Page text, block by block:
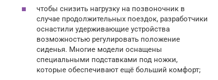
чтобы снизить нагрузку на позвоночник в
случае продолжительных поездок, разработчики
оснастили удерживающие устройства
возможностью регулировать положение
сиденья. Многие модели оснащены
специальными подставками под ножки,
которые обеспечивают ещё больший комфорт;